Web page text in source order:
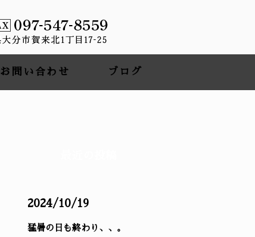
お問い合わせ ブログ
2024/10/19
猛暑の日も終わり、、。